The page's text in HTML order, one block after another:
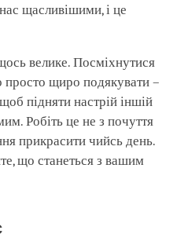
щасливішими, і це
велике. Посміхнутися
щиро подякувати –
підняти настрій іншій
Робіть це не з почуття
прикрасити чийсь день.
що станеться з вашим